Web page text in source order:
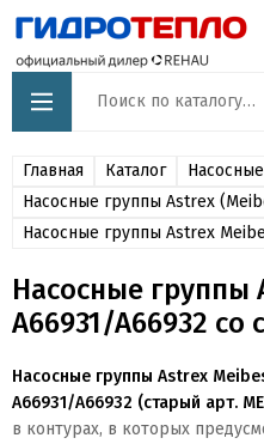
Главная Каталог
Насосные группы Astrex
Насосные группы
A66931/A66932 со
Насосные группы Astrex
A66931/A66932 (старый арт.
в контурах, в которых